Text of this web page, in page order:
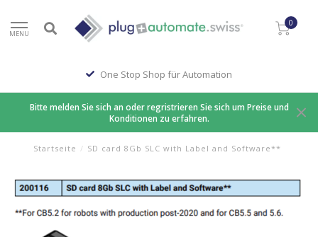
MENU
0
One Stop Shop für Automation
Bitte melden Sie sich an oder regristrieren Sie sich um Preise und
Konditionen zu erfahren.
Startseite / SD card 8Gb SLC with Label and Software**